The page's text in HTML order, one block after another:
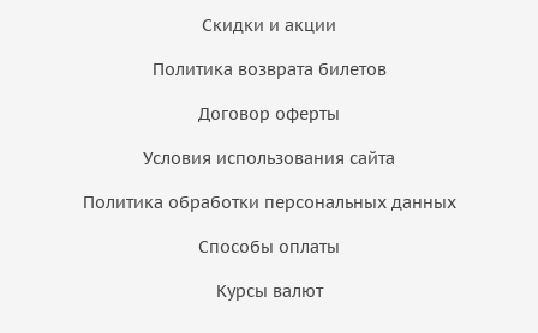
Скидки и акции
Политика возврата билетов
Договор оферты
Условия использования сайта
Политика обработки персональных данных
Способы оплаты
Курсы валют